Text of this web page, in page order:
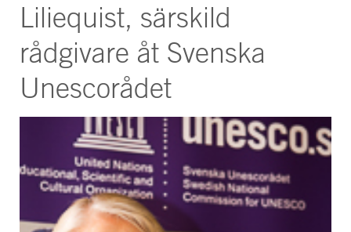
Liliequist, särskild
rådgivare åt Svenska
Unescorådet